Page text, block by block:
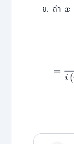
ข. ถ้า x